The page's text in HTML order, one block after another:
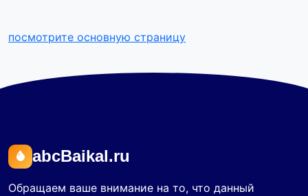
посмотрите основную страницу
abcBaikal.ru
Обращаем ваше внимание на то, что данный